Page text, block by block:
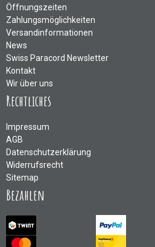
Öffnungszeiten
Zahlungsmöglichkeiten
Versandinformationen
News
Swiss Paracord Newsletter
Kontakt
Wir über uns
Rechtliches
Impressum
AGB
Datenschutzerklärung
Widerrufsrecht
Sitemap
Bezahlen